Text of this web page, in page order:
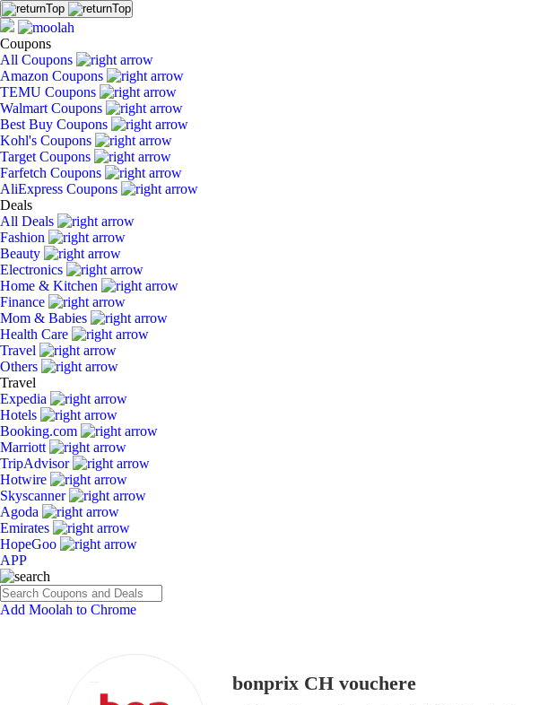
Coupons
All Coupons
Amazon Coupons
TEMU Coupons
Walmart Coupons
Best Buy Coupons
Kohl's Coupons
Target Coupons
Farfetch Coupons
AliExpress Coupons
Deals
All Deals
Fashion
Beauty
Electronics
Home & Kitchen
Finance
Mom & Babies
Health Care
Travel
Others
Travel
Expedia
Hotels
Booking.com
Marriott
TripAdvisor
Hotwire
Skyscanner
Agoda
Emirates
HopeGoo
APP
Add Moolah to Chrome
bonprix CH vouchere